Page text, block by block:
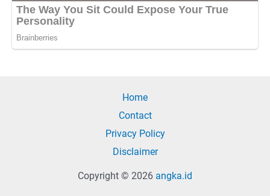
Home
Contact
Privacy Policy
Disclaimer
Copyright © 2026 angka.id